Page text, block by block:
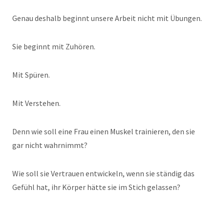
Genau deshalb beginnt unsere Arbeit nicht mit Übungen.
Sie beginnt mit Zuhören.
Mit Spüren.
Mit Verstehen.
Denn wie soll eine Frau einen Muskel trainieren, den sie
gar nicht wahrnimmt?
Wie soll sie Vertrauen entwickeln, wenn sie ständig das
Gefühl hat, ihr Körper hätte sie im Stich gelassen?